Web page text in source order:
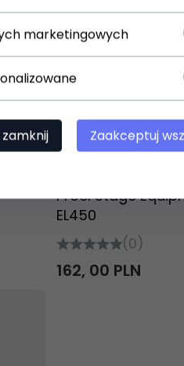
Produkt
Proel Stage
EL450
(0)
162, 00 PLN
marketingowych
Zaakceptuj